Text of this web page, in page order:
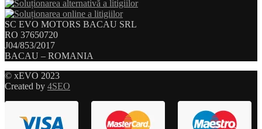
SC EVO MOTORS BACAU SRL
RO 37650720
J04/853/2017
BACAU – ROMANIA
© xEVO 2023
Created by 4SEO